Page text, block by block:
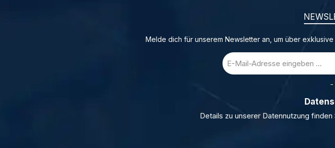
Melde dich für unserem Newsletter an, um über
E-
Mail-
Details zu unserer Datennutzung finden